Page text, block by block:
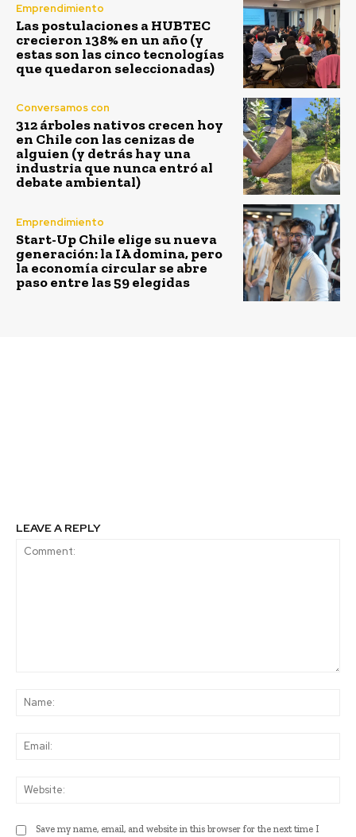
Emprendimiento
Las postulaciones a HUBTEC
crecieron 138% en un año (y
estas son las cinco tecnologías
que quedaron seleccionadas)
Conversamos con
312 árboles nativos crecen hoy
en Chile con las cenizas de
alguien (y detrás hay una
industria que nunca entró al
debate ambiental)
Emprendimiento
Start-Up Chile elige su nueva
generación: la IA domina, pero
la economía circular se abre
paso entre las 59 elegidas
LEAVE A REPLY
Save my name, email, and website in this browser for the next time I